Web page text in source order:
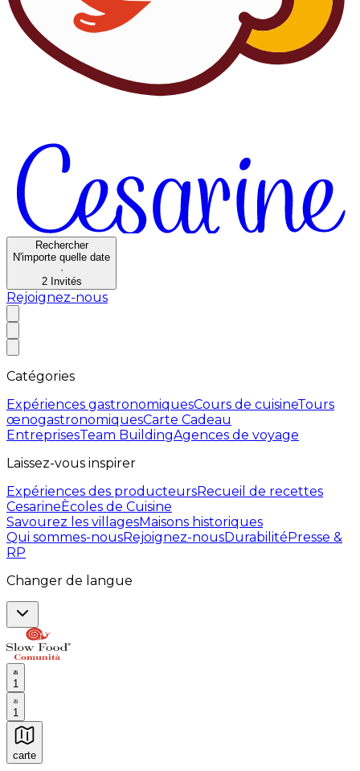
Rechercher
N'importe quelle date
·
2 Invités
Rejoignez-nous
Catégories
Expériences gastronomiquesCours de cuisineTours
œnogastronomiquesCarte Cadeau
EntreprisesTeam BuildingAgences de voyage
Laissez-vous inspirer
Expériences des producteursRecueil de recettes
CesarineÈcoles de Cuisine
Savourez les villagesMaisons historiques
Qui sommes-nousRejoignez-nousDurabilitéPresse &
RP
Changer de langue
1
1
carte